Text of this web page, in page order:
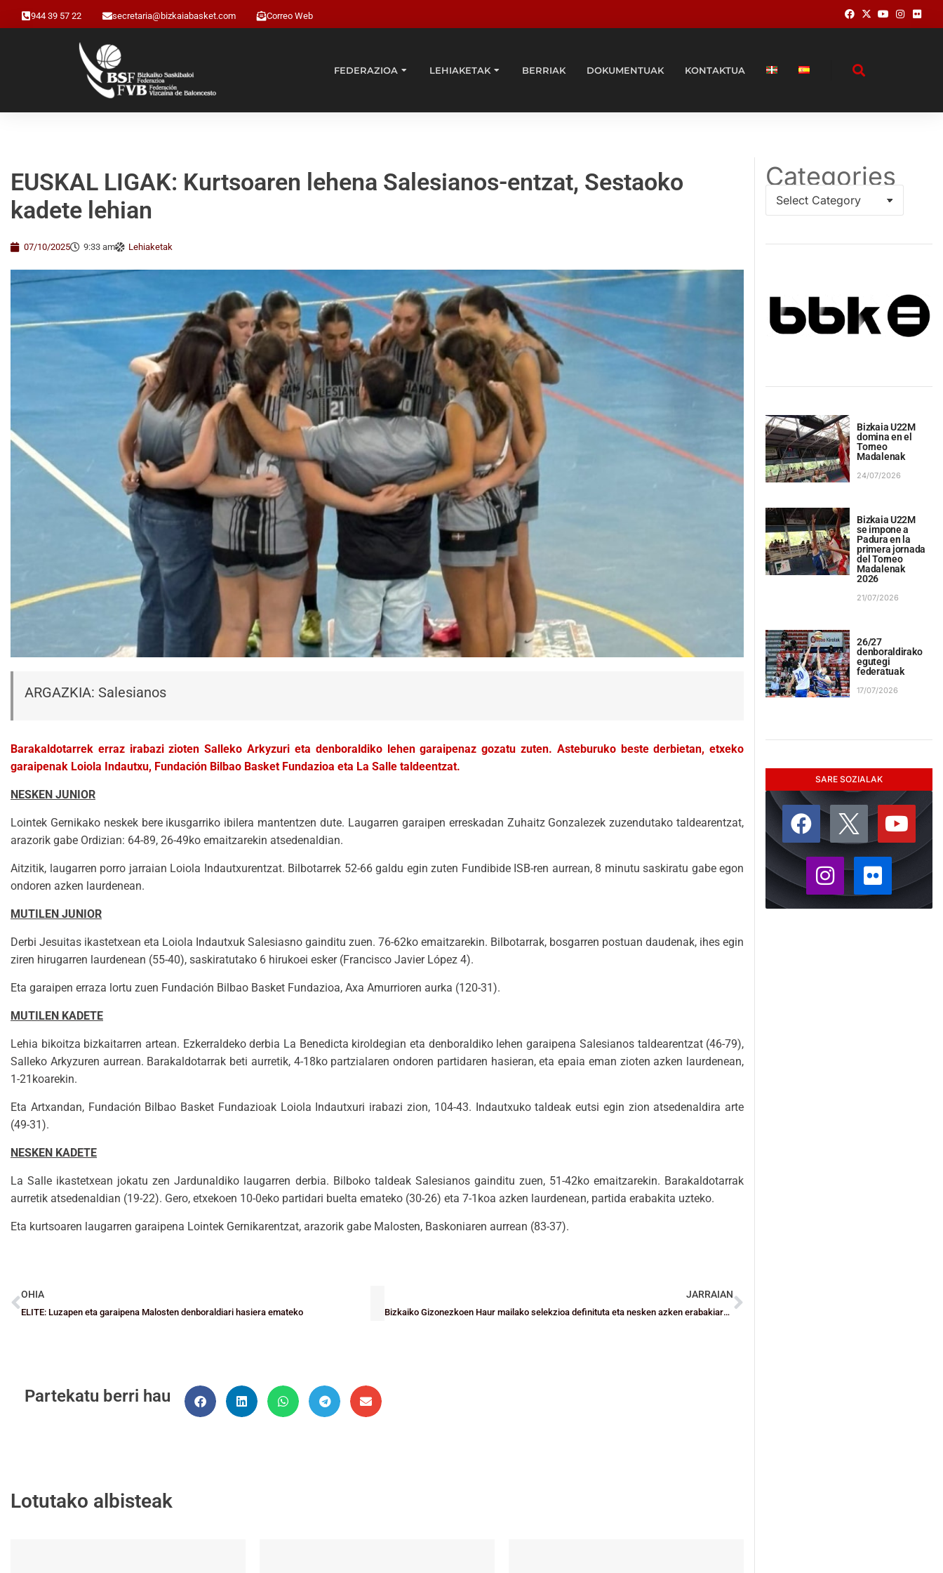
944 39 57 22 secretaria@bizkaiabasket.com Correo Web
FEDERAZIOA LEHIAKETAK BERRIAK DOKUMENTUAK KONTAKTUA
EUSKAL LIGAK: Kurtsoaren lehena Salesianos-entzat, Sestaoko
kadete lehian
07/10/2025 9:33 am Lehiaketak
ARGAZKIA: Salesianos
Barakaldotarrek erraz irabazi zioten Salleko Arkyzuri eta denboraldiko lehen garaipenaz gozatu zuten. Asteburuko beste derbietan, etxeko
garaipenak Loiola Indautxu, Fundación Bilbao Basket Fundazioa eta La Salle taldeentzat.
NESKEN JUNIOR
Lointek Gernikako neskek bere ikusgarriko ibilera mantentzen dute. Laugarren garaipen erreskadan Zuhaitz Gonzalezek zuzendutako taldearentzat,
arazorik gabe Ordizian: 64-89, 26-49ko emaitzarekin atsedenaldian.
Aitzitik, laugarren porro jarraian Loiola Indautxurentzat. Bilbotarrek 52-66 galdu egin zuten Fundibide ISB-ren aurrean, 8 minutu saskiratu gabe egon
ondoren azken laurdenean.
MUTILEN JUNIOR
Derbi Jesuitas ikastetxean eta Loiola Indautxuk Salesiasno gainditu zuen. 76-62ko emaitzarekin. Bilbotarrak, bosgarren postuan daudenak, ihes egin
ziren hirugarren laurdenean (55-40), saskiratutako 6 hirukoei esker (Francisco Javier López 4).
Eta garaipen erraza lortu zuen Fundación Bilbao Basket Fundazioa, Axa Amurrioren aurka (120-31).
MUTILEN KADETE
Lehia bikoitza bizkaitarren artean. Ezkerraldeko derbia La Benedicta kiroldegian eta denboraldiko lehen garaipena Salesianos taldearentzat (46-79),
Salleko Arkyzuren aurrean. Barakaldotarrak beti aurretik, 4-18ko partzialaren ondoren partidaren hasieran, eta epaia eman zioten azken laurdenean,
1-21koarekin.
Eta Artxandan, Fundación Bilbao Basket Fundazioak Loiola Indautxuri irabazi zion, 104-43. Indautxuko taldeak eutsi egin zion atsedenaldira arte
(49-31).
NESKEN KADETE
La Salle ikastetxean jokatu zen Jardunaldiko laugarren derbia. Bilboko taldeak Salesianos gainditu zuen, 51-42ko emaitzarekin. Barakaldotarrak
aurretik atsedenaldian (19-22). Gero, etxekoen 10-0eko partidari buelta emateko (30-26) eta 7-1koa azken laurdenean, partida erabakita uzteko.
Eta kurtsoaren laugarren garaipena Lointek Gernikarentzat, arazorik gabe Malosten, Baskoniaren aurrean (83-37).
OHIA
ELITE: Luzapen eta garaipena Malosten denboraldiari hasiera emateko
JARRAIAN
Bizkaiko Gizonezkoen Haur mailako selekzioa definituta eta nesken azken erabakiaren zain
Partekatu berri hau
Lotutako albisteak
Categories
Bizkaia U22M
domina en el
Torneo
Madalenak
24/07/2026
Bizkaia U22M
se impone a
Padura en la
primera jornada
del Torneo
Madalenak
2026
21/07/2026
26/27
denboraldirako
egutegi
federatuak
17/07/2026
SARE SOZIALAK